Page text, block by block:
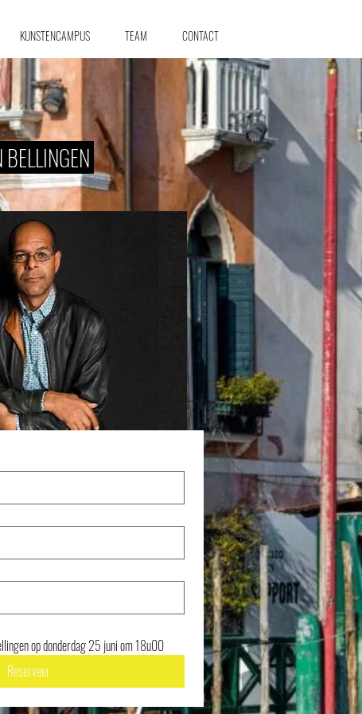
KUNSTENCAMPUS TEAM CONTACT
op donderdag 25 juni om 18u00
Reserveer